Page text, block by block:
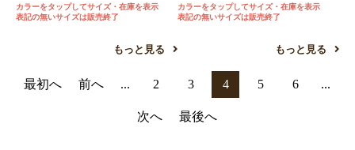
カラーをタップしてサイズ・在庫を表示
表記の無いサイズは販売終了
もっと見る
カラーをタップしてサイズ・在庫を表示
表記の無いサイズは販売終了
もっと見る
最初へ 前へ ... 2 3 4 5 6 ...
次へ 最後へ